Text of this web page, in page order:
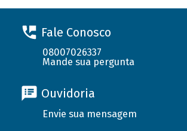
Fale Conosco
08007026337
Mande sua pergunta
Ouvidoria
Envie sua mensagem